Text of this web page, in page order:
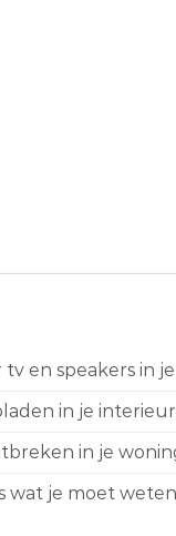
en speakers in
in je interieur
in je
wat je moet